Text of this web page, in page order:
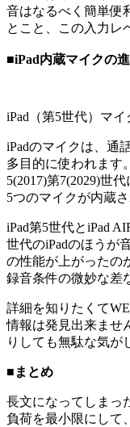
音はなるべく簡単便
とこと、この入力レ
■iPad内蔵マイクの
iPad（第5世代）マイ
iPadのマイクは、通
多目的に使われます
5(2017)第7(2029)世
5つのマイクが内蔵さ
iPad第5世代とiPad
世代のiPadのほうが
の性能が上がったの
録音条件の微妙な差
詳細を知りたくて
情報は発見出来ませ
りしても無駄な気が
■まとめ
長文になってしまっ
負荷を最小限にして